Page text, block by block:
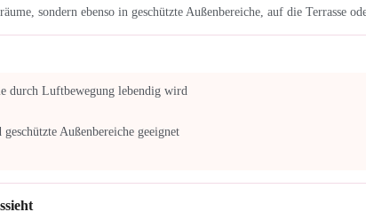
sondern ebenso in geschützte Außenbereiche, auf die Terrasse
durch Luftbewegung lebendig wird
Außenbereiche geeignet